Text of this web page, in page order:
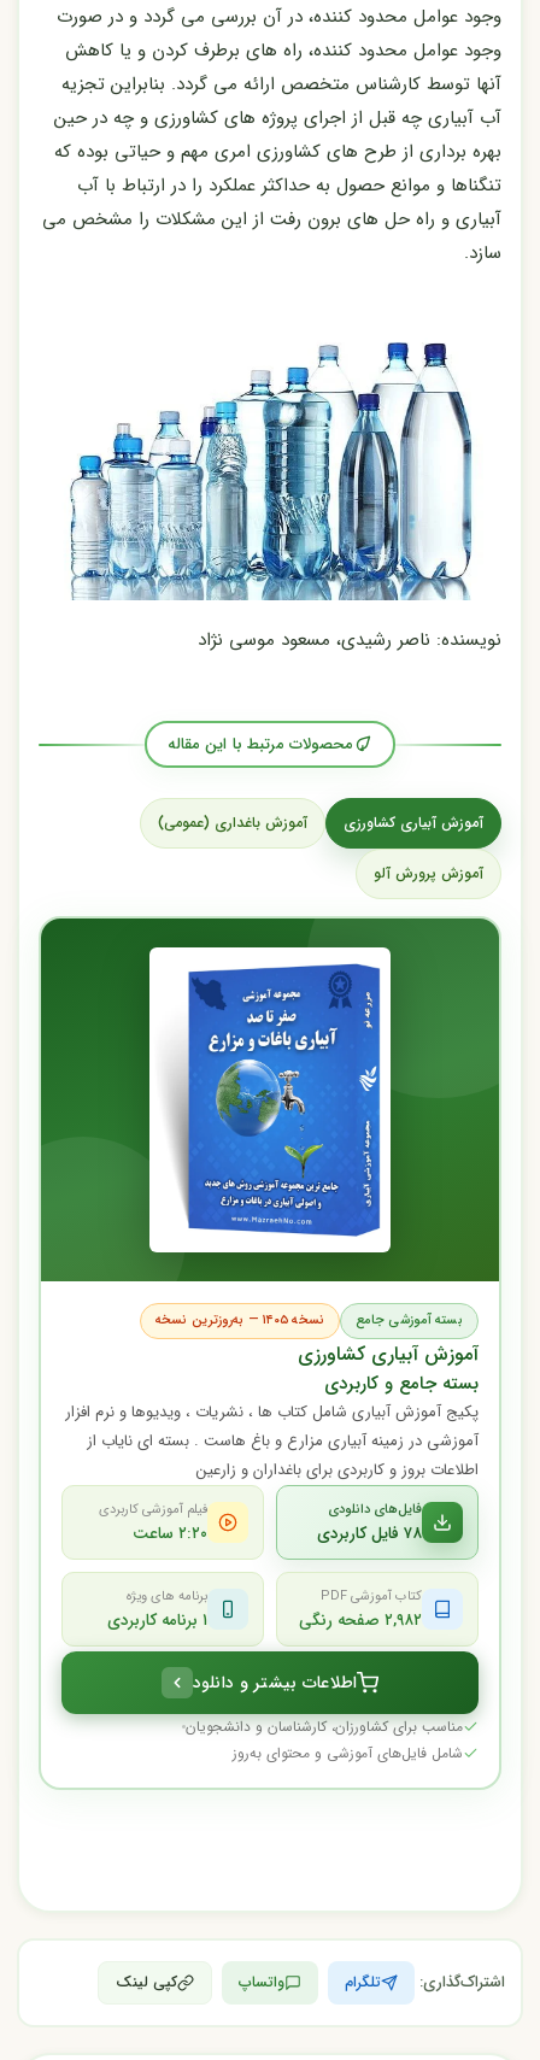
وجود عوامل محدود کننده، در آن بررسی می گردد و در صورت
وجود عوامل محدود کننده، راه های برطرف کردن و یا کاهش
آنها توسط کارشناس متخصص ارائه می گردد. بنابراین تجزیه
آب آبیاری چه قبل از اجرای پروژه های کشاورزی و چه در حین
بهره برداری از طرح های کشاورزی امری مهم و حیاتی بوده که
تنگناها و موانع حصول به حداکثر عملکرد را در ارتباط با آب
آبیاری و راه حل های برون رفت از این مشکلات را مشخص می
سازد.
نویسنده: ناصر رشیدی، مسعود موسی نژاد
محصولات مرتبط با این مقاله
آموزش آبیاری کشاورزی آموزش باغداری (عمومی)
آموزش پرورش آلو
بسته آموزشی جامع نسخه ۱۴۰۵ — به‌روزترین نسخه
آموزش آبیاری کشاورزی
بسته جامع و کاربردی
پکیج آموزش آبیاری شامل کتاب ها ، نشریات ، ویدیوها و نرم افزار
آموزشی در زمینه آبیاری مزارع و باغ هاست . بسته ای نایاب از
اطلاعات بروز و کاربردی برای باغداران و زارعین
فایل‌های دانلودی
۷۸ فایل کاربردی
فیلم آموزشی کاربردی
۲:۲۰ ساعت
کتاب آموزشی PDF
۲,۹۸۲ صفحه رنگی
برنامه های ویژه
۱ برنامه کاربردی
اطلاعات بیشتر و دانلود
مناسب برای کشاورزان، کارشناسان و دانشجویان
شامل فایل‌های آموزشی و محتوای به‌روز
اشتراک‌گذاری: تلگرام واتساپ کپی لینک